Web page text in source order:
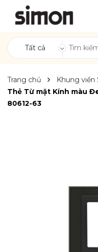
Tất cả
Trang chủ Khung viền
Thẻ Từ mặt Kính màu
80612-63